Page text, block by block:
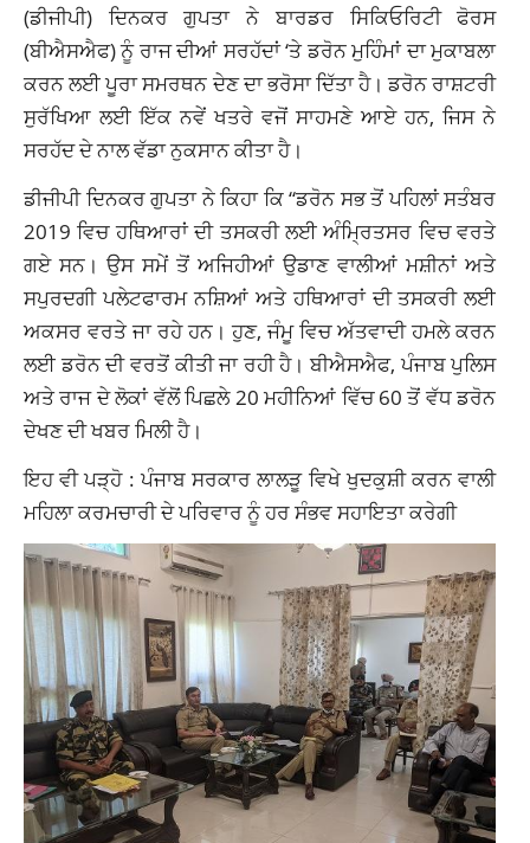
(ਡੀਜੀਪੀ) ਦਿਨਕਰ ਗੁਪਤਾ ਨੇ ਬਾਰਡਰ ਸਿਕਿਓਰਿਟੀ ਫੋਰਸ
(ਬੀਐਸਐਫ) ਨੂੰ ਰਾਜ ਦੀਆਂ ਸਰਹੱਦਾਂ ‘ਤੇ ਡਰੋਨ ਮੁਹਿੰਮਾਂ ਦਾ ਮੁਕਾਬਲਾ
ਕਰਨ ਲਈ ਪੂਰਾ ਸਮਰਥਨ ਦੇਣ ਦਾ ਭਰੋਸਾ ਦਿੱਤਾ ਹੈ। ਡਰੋਨ ਰਾਸ਼ਟਰੀ
ਸੁਰੱਖਿਆ ਲਈ ਇੱਕ ਨਵੇਂ ਖਤਰੇ ਵਜੋਂ ਸਾਹਮਣੇ ਆਏ ਹਨ, ਜਿਸ ਨੇ
ਸਰਹੱਦ ਦੇ ਨਾਲ ਵੱਡਾ ਨੁਕਸਾਨ ਕੀਤਾ ਹੈ।
ਡੀਜੀਪੀ ਦਿਨਕਰ ਗੁਪਤਾ ਨੇ ਕਿਹਾ ਕਿ “ਡਰੋਨ ਸਭ ਤੋਂ ਪਹਿਲਾਂ ਸਤੰਬਰ
2019 ਵਿਚ ਹਥਿਆਰਾਂ ਦੀ ਤਸਕਰੀ ਲਈ ਅੰਮ੍ਰਿਤਸਰ ਵਿਚ ਵਰਤੇ
ਗਏ ਸਨ। ਉਸ ਸਮੇਂ ਤੋਂ ਅਜਿਹੀਆਂ ਉਡਾਣ ਵਾਲੀਆਂ ਮਸ਼ੀਨਾਂ ਅਤੇ
ਸਪੁਰਦਗੀ ਪਲੇਟਫਾਰਮ ਨਸ਼ਿਆਂ ਅਤੇ ਹਥਿਆਰਾਂ ਦੀ ਤਸਕਰੀ ਲਈ
ਅਕਸਰ ਵਰਤੇ ਜਾ ਰਹੇ ਹਨ। ਹੁਣ, ਜੰਮੂ ਵਿਚ ਅੱਤਵਾਦੀ ਹਮਲੇ ਕਰਨ
ਲਈ ਡਰੋਨ ਦੀ ਵਰਤੋਂ ਕੀਤੀ ਜਾ ਰਹੀ ਹੈ। ਬੀਐਸਐਫ, ਪੰਜਾਬ ਪੁਲਿਸ
ਅਤੇ ਰਾਜ ਦੇ ਲੋਕਾਂ ਵੱਲੋਂ ਪਿਛਲੇ 20 ਮਹੀਨਿਆਂ ਵਿੱਚ 60 ਤੋਂ ਵੱਧ ਡਰੋਨ
ਦੇਖਣ ਦੀ ਖਬਰ ਮਿਲੀ ਹੈ।
ਇਹ ਵੀ ਪੜ੍ਹੋ :ਪੰਜਾਬ ਸਰਕਾਰ ਲਾਲੜੂ ਵਿਖੇ ਖੁਦਕੁਸ਼ੀ ਕਰਨ ਵਾਲੀ
ਮਹਿਲਾ ਕਰਮਚਾਰੀ ਦੇ ਪਰਿਵਾਰ ਨੂੰ ਹਰ ਸੰਭਵ ਸਹਾਇਤਾ ਕਰੇਗੀ